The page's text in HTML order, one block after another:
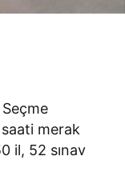
saati merak
il, 52 sınav